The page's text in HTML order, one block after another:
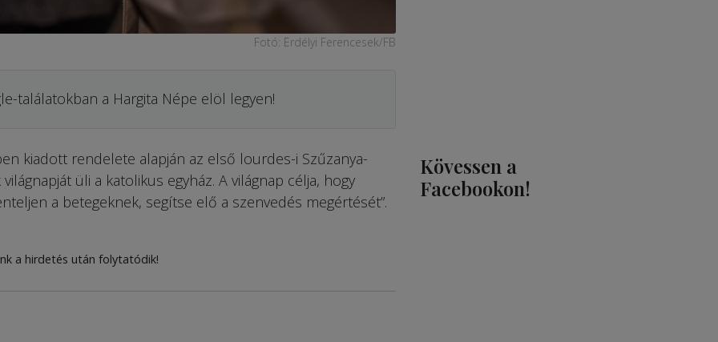
Fotó: Erdélyi Ferencesek/FB
találatokban a Hargita Népe elöl legyen!
kiadott rendelete alapján az első lourdes-i Szűzanya-
üli a katolikus egyház. A világnap célja, hogy
a betegeknek, segítse elő a szenvedés megértését”.
a hirdetés után folytatódik!
Kövessen a
Facebookon!